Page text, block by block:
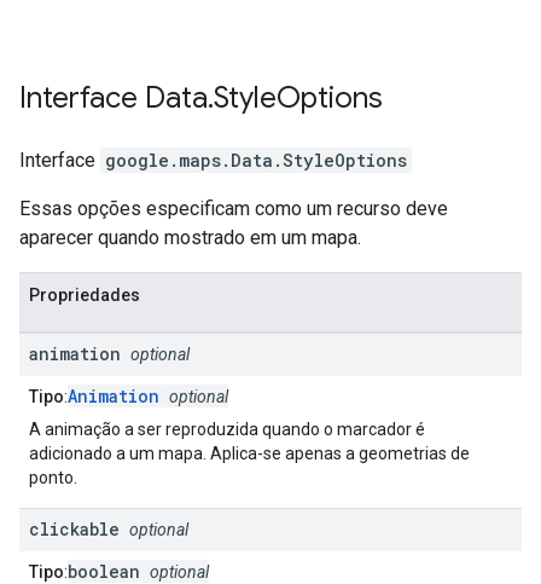
Interface Data.StyleOptions
Interface google.maps. Data.StyleOptions
Essas opções especificam como um recurso deve
aparecer quando mostrado em um mapa.
Propriedades
animation optional
Tipo:Animation optional
A animação a ser reproduzida quando o marcador é
adicionado a um mapa. Aplica-se apenas a geometrias de
ponto.
clickable optional
Tipo:boolean optional